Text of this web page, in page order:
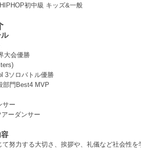
初中級 キッズ&一般
大会優勝
3ソロバトル優勝
部門Best4 MVP
サー
ーダンサー
て努力する大切さ、挨拶や、礼儀など社会性